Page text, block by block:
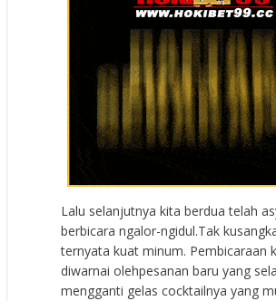
Lalu selanjutnya kita berdua telah
berbicara ngalor-ngidul.Tak
ternyata kuat minum. Pembicaraan
diwarnai olehpesanan baru yang
mengganti gelas cocktailnya yang